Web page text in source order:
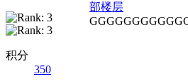
积分
350
部楼层